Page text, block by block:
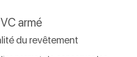
armé
du revêtement